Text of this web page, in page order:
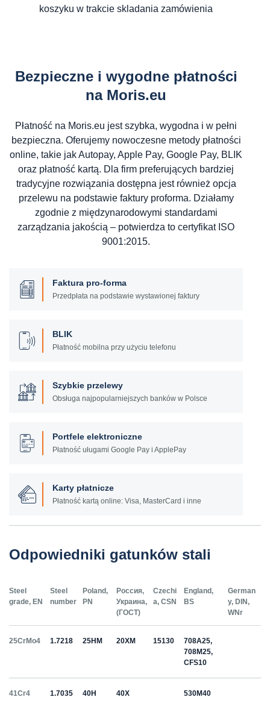
koszyku w trakcie skladania zamówienia
Bezpieczne i wygodne płatności
na Moris.eu
Płatność na Moris.eu jest szybka, wygodna i w pełni
bezpieczna. Oferujemy nowoczesne metody płatności
online, takie jak Autopay, Apple Pay, Google Pay, BLIK
oraz płatność kartą. Dla firm preferujących bardziej
tradycyjne rozwiązania dostępna jest również opcja
przelewu na podstawie faktury proforma. Działamy
zgodnie z międzynarodowymi standardami
zarządzania jakością – potwierdza to certyfikat ISO
9001:2015.
Faktura pro-forma
Przedpłata na podstawie wystawionej faktury
BLIK
Płatność mobilna przy użyciu telefonu
Szybkie przelewy
Obsługa najpopularniejszych banków w Polsce
Portfele elektroniczne
Płatność uługami Google Pay i ApplePay
Karty płatnicze
Płatność kartą online: Visa, MasterCard i inne
Odpowiedniki gatunków stali
Steel
grade, EN
Steel
number
Poland,
PN
Россия,
Украина,
(ГОСТ)
Czechi
a, CSN
England,
BS
German
y, DIN,
WNr
25CrMo4 1.7218 25HM 20ХМ 15130
708A25,
708M25,
CFS10
41Cr4 1.7035 40H 40Х 530M40